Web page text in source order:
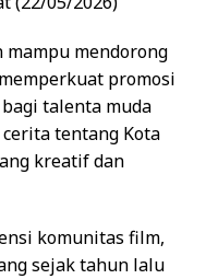
mendorong
promosi
talenta muda
tentang Kota
kreatif dan
komunitas film,
sejak tahun lalu